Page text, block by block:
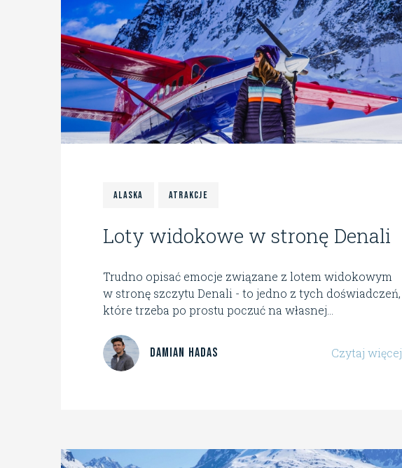
Alaska Atrakcje
Loty widokowe w stronę Denali
Trudno opisać emocje związane z lotem widokowym
w stronę szczytu Denali - to jedno z tych doświadczeń,
które trzeba po prostu poczuć na własnej...
Damian Hadas Czytaj więcej